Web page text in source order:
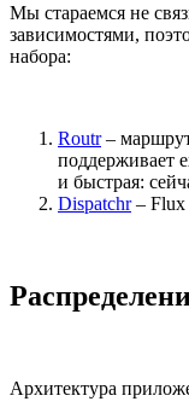
Мы стараемся не
зависимостями,
набора:
Routr–
поддерживает
и быстрая:
Dispatchr– Flux
Архитектура